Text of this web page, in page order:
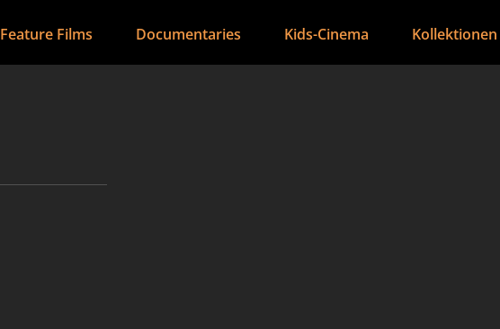
Feature Films Documentaries Kids-Cinema Kollektionen